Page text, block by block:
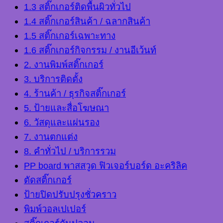
1.3 สติ๊กเกอร์ติดพื้นผิวทั่วไป
1.4 สติ๊กเกอร์สินค้า / ฉลากสินค้า
1.5 สติ๊กเกอร์เฉพาะทาง
1.6 สติ๊กเกอร์กิจกรรม / งานอีเว้นท์
2. งานพิมพ์สติ๊กเกอร์
3. บริการติดตั้ง
4. ร้านค้า / ธุรกิจสติ๊กเกอร์
5. ป้ายและสื่อโฆษณา
6. วัสดุและแผ่นรอง
7. งานตกแต่ง
8. คำทั่วไป / บริการรวม
PP board พาสสวูด ฟิวเจอร์บอร์ด อะคริลิค
ตัดสติ๊กเกอร์
ป้ายปิดปรับปรุงชั่วคราว
พิมพ์วอลเปเปอร์